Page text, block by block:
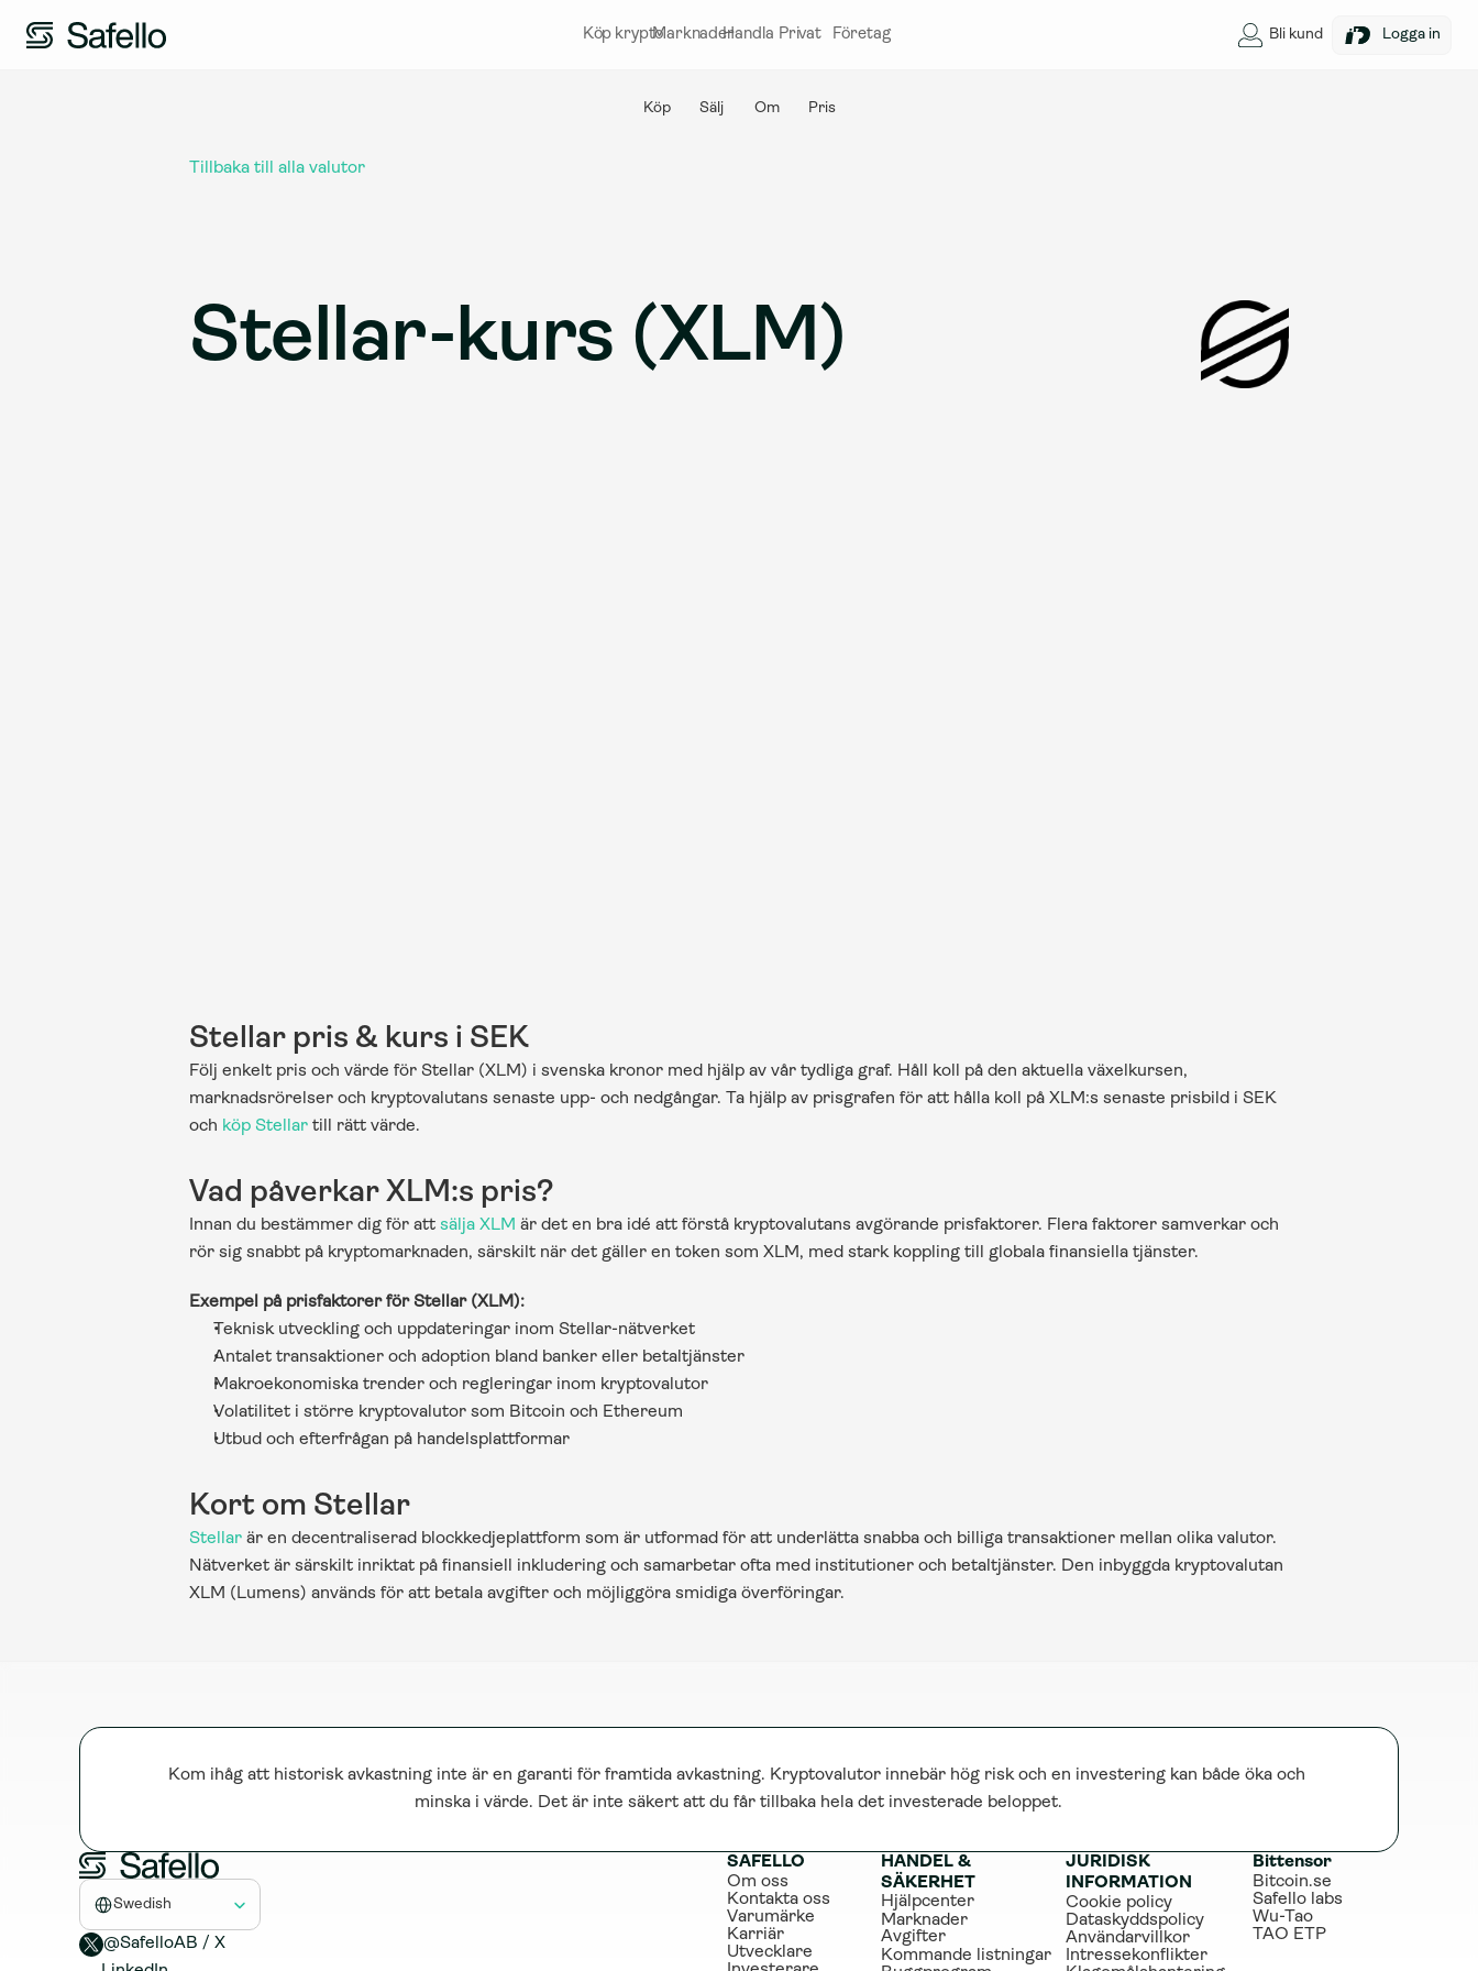
Köp kryptoMarknaderHandla Privat Företag Bli kund Logga in
Köp Sälj Om Pris
Tillbaka till alla valutor
Stellar-kurs (XLM)
Stellar pris & kurs i SEK
Följ enkelt pris och värde för Stellar (XLM) i svenska kronor med hjälp av vår tydliga graf. Håll koll på den aktuella växelkursen,
marknadsrörelser och kryptovalutans senaste upp- och nedgångar. Ta hjälp av prisgrafen för att hålla koll på XLM:s senaste prisbild i SEK
och köp Stellar till rätt värde.
Vad påverkar XLM:s pris?
Innan du bestämmer dig för att sälja XLM är det en bra idé att förstå kryptovalutans avgörande prisfaktorer. Flera faktorer samverkar och
rör sig snabbt på kryptomarknaden, särskilt när det gäller en token som XLM, med stark koppling till globala finansiella tjänster.
Exempel på prisfaktorer för Stellar (XLM):
Teknisk utveckling och uppdateringar inom Stellar-nätverket
Antalet transaktioner och adoption bland banker eller betaltjänster
Makroekonomiska trender och regleringar inom kryptovalutor
Volatilitet i större kryptovalutor som Bitcoin och Ethereum
Utbud och efterfrågan på handelsplattformar
Kort om Stellar
Stellar är en decentraliserad blockkedjeplattform som är utformad för att underlätta snabba och billiga transaktioner mellan olika valutor.
Nätverket är särskilt inriktat på finansiell inkludering och samarbetar ofta med institutioner och betaltjänster. Den inbyggda kryptovalutan
XLM (Lumens) används för att betala avgifter och möjliggöra smidiga överföringar.
Kom ihåg att historisk avkastning inte är en garanti för framtida avkastning. Kryptovalutor innebär hög risk och en investering kan både öka och
minska i värde. Det är inte säkert att du får tillbaka hela det investerade beloppet.
Select Language
Swedish
@SafelloAB / X
SAFELLO
Om oss
Kontakta oss
Varumärke
Karriär
Utvecklare
HANDEL &
SÄKERHET
Hjälpcenter
Marknader
Avgifter
Kommande listningar
JURIDISK
INFORMATION
Cookie policy
Dataskyddspolicy
Användarvillkor
Intressekonflikter
Bittensor
Bitcoin.se
Safello labs
Wu-Tao
TAO ETP